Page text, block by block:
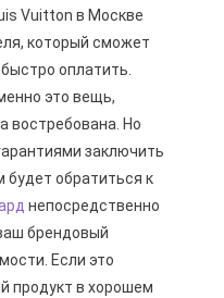
Vuitton в Москве
который сможет
оплатить.
это вещь,
востребована. Но
заключить
обратиться к
непосредственно
брендовый
Если это
продукт в хорошем